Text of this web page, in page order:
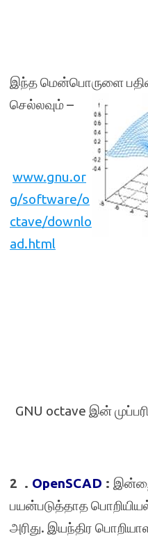
இந்த மென்பொருளை
செல்லவும் –
www.gnu.or
g/software/o
ctave/downlo
ad.html
GNU octave இன்
2 . OpenSCAD :
பயன்படுத்தாத
அரிது. இயந்திர